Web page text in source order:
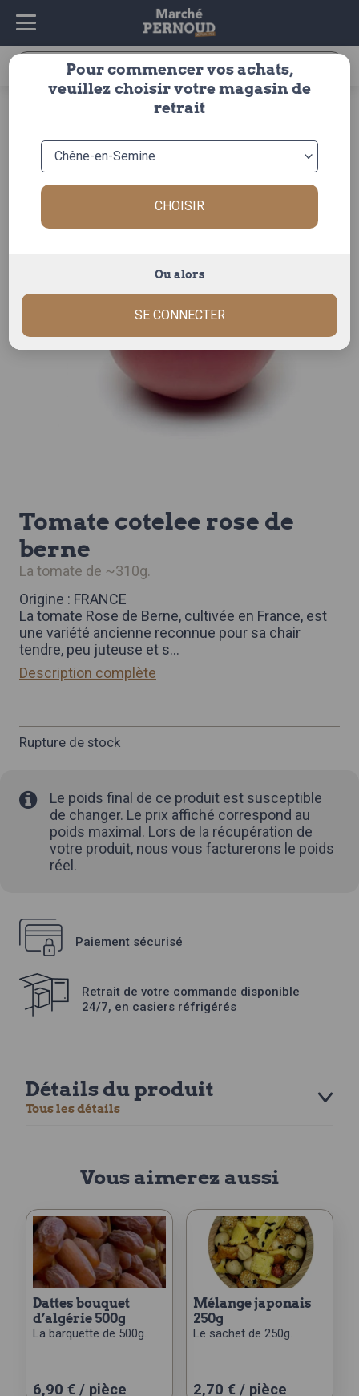
Recherche
fruits & légumes> legumes
tomate cotelee rose de
berne
la tomate de ~310g.
Origine : FRANCE
La tomate Rose de Berne, cultivée en France, est
une variété ancienne reconnue pour sa chair
tendre, peu juteuse et s...
Description complète
Rupture de stock
Le poids final de ce produit est susceptible
de changer. Le prix affiché correspond au
poids maximal. Lors de la récupération de
votre produit, nous vous facturerons le poids
réel.
Paiement sécurisé
Retrait de votre commande disponible
24/7, en casiers réfrigérés
Détails du produit
Tous les détails
Vous aimerez aussi
dattes bouquet
d’algérie 500g
La barquette de 500g.
6,90 € / pièce
mélange japonais
250g
Le sachet de 250g.
2,70 € / pièce
Pour commencer vos achats,
veuillez choisir votre magasin de
retrait
CHOISIR
Ou alors
SE CONNECTER